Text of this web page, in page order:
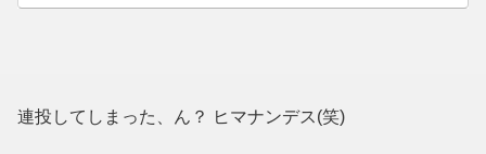
連投してしまった、ん？ ヒマナンデス(笑)